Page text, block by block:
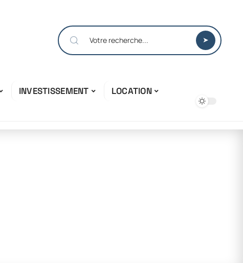
INVESTISSEMENT
LOCATION